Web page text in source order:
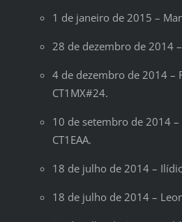
1 de janeiro de 2015 –
28 de dezembro de 2014 –
4 de dezembro de 2014 –
CT1MX#24.
10 de setembro de 2014
CT1EAA.
18 de julho de 2014 –
18 de julho de 2014 –